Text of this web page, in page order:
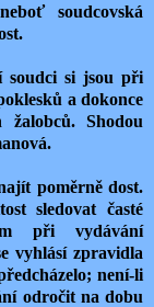
soudcovská
soudci si jsou při
a dokonce
Shodou
poměrně dost.
sledovat časté
při vydávání
vyhlásí zpravidla
není-li
odročit na dobu